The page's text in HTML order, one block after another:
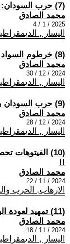
(7) حرب السودان: تهافت المشايخ
محمد الصادق
2025 / 1 / 4
اليسار ,
(8) خرطوم السواد والرماد .. لعنة كفار كافوري!!
محمد الصادق
2024 / 12 / 30
اليسار ,
(9) حرب السودان بين اللعيبة المحليين والدوليين
محمد الصادق
2024 / 12 / 28
اليسار ,
(10)
!!
محمد الصادق
2024 / 11 / 22
الارهاب, الحرب
(11) تمهيد لعودة البشير
محمد الصادق
2024 / 11 / 18
اليسار ,